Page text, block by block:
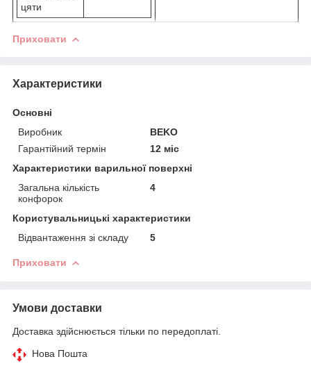
цяти
Приховати
Характеристики
Основні
Виробник
BEKO
Гарантійний термін
12 міс
Характеристики варильної поверхні
Загальна кількість
конфорок
4
Користувальницькі характеристики
Відвантаження зі складу
5
Приховати
Умови доставки
Доставка здійснюється тільки по передоплаті.
Нова Пошта